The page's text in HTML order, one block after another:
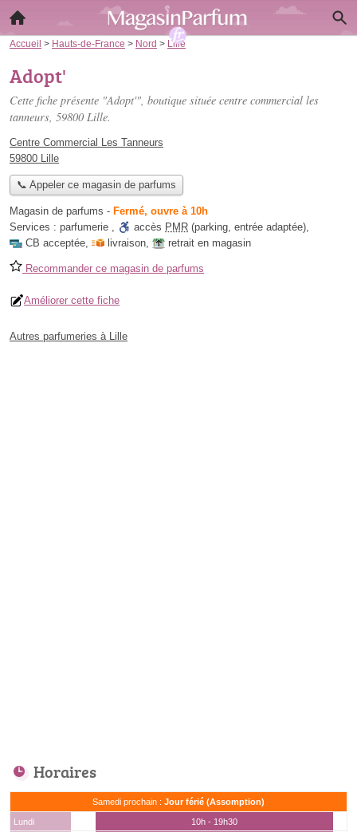
Accueil > Hauts-de-France > Nord > Lille
Adopt'
Cette fiche présente "Adopt'", boutique située centre commercial les
tanneurs, 59800 Lille.
Centre Commercial Les Tanneurs
59800 Lille
📞 Appeler ce magasin de parfums
Magasin de parfums - Fermé, ouvre à 10h
Services : parfumerie , accès PMR (parking, entrée adaptée),
CB acceptée, livraison, retrait en magasin
Recommander ce magasin de parfums
Améliorer cette fiche
Autres parfumeries à Lille
Horaires
Samedi prochain : Jour férié (Assomption)
Lundi
10h - 19h30